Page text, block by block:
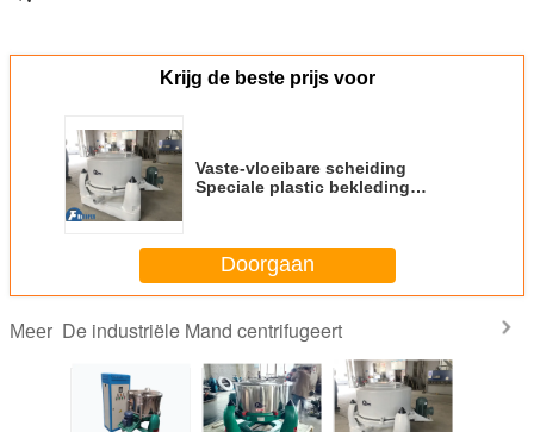
Krijg de beste prijs voor
Vaste-vloeibare scheiding
Speciale plastic bekleding
Doorgaan
Meer De industriële Mand centrifugeert